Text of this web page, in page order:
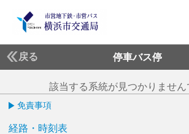
戻る 停車バス停
該当する系統が見つかりません
免責事項
経路・時刻表